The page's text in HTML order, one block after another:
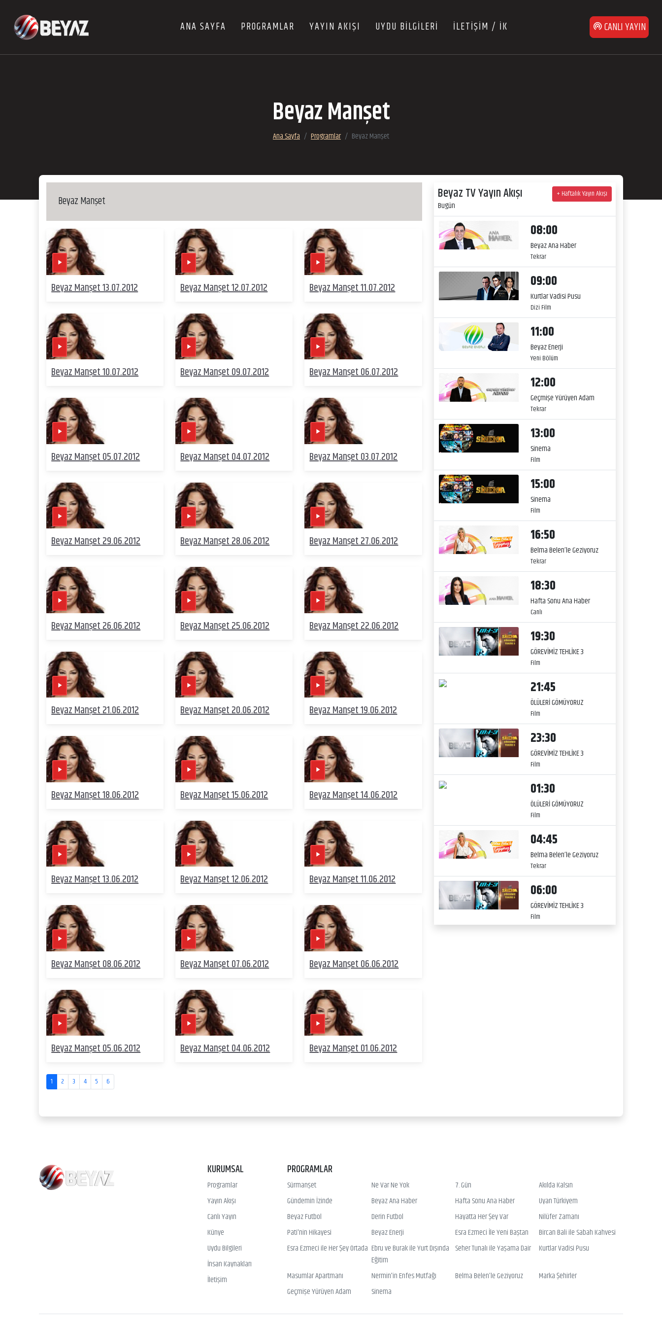
ANA SAYFA PROGRAMLAR YAYIN AKIŞI UYDU BİLGİLERİ İLETİŞİM / İK CANLI YAYIN
Beyaz Manşet
Ana Sayfa Programlar Beyaz Manşet
Beyaz Manşet
Beyaz Manşet 13.07.2012 Beyaz Manşet 12.07.2012 Beyaz Manşet 11.07.2012
Beyaz Manşet 10.07.2012 Beyaz Manşet 09.07.2012 Beyaz Manşet 06.07.2012
Beyaz Manşet 05.07.2012 Beyaz Manşet 04.07.2012 Beyaz Manşet 03.07.2012
Beyaz Manşet 29.06.2012 Beyaz Manşet 28.06.2012 Beyaz Manşet 27.06.2012
Beyaz Manşet 26.06.2012 Beyaz Manşet 25.06.2012 Beyaz Manşet 22.06.2012
Beyaz Manşet 21.06.2012 Beyaz Manşet 20.06.2012 Beyaz Manşet 19.06.2012
Beyaz Manşet 18.06.2012 Beyaz Manşet 15.06.2012 Beyaz Manşet 14.06.2012
Beyaz Manşet 13.06.2012 Beyaz Manşet 12.06.2012 Beyaz Manşet 11.06.2012
Beyaz Manşet 08.06.2012 Beyaz Manşet 07.06.2012 Beyaz Manşet 06.06.2012
Beyaz Manşet 05.06.2012 Beyaz Manşet 04.06.2012 Beyaz Manşet 01.06.2012
1 2 3 4 5 6
Beyaz TV Yayın Akışı
Bugün
+ Haftalık Yayın Akışı
08:00
Beyaz Ana Haber
Tekrar
09:00
Kurtlar Vadisi Pusu
Dizi Film
11:00
Beyaz Enerji
Yeni Bölüm
12:00
Geçmişe Yürüyen Adam
Tekrar
13:00
Sinema
Film
15:00
Sinema
Film
16:50
Belma Belen’le Geziyoruz
Tekrar
18:30
Hafta Sonu Ana Haber
Canlı
19:30
GÖREVİMİZ TEHLİKE 3
Film
21:45
ÖLÜLERİ GÖMÜYORUZ
Film
23:30
GÖREVİMİZ TEHLİKE 3
Film
01:30
ÖLÜLERİ GÖMÜYORUZ
Film
04:45
Belma Belen’le Geziyoruz
Tekrar
06:00
GÖREVİMİZ TEHLİKE 3
Film
KURUMSAL
Programlar
Yayın Akışı
Canlı Yayın
Künye
Uydu Bilgileri
İnsan Kaynakları
İletişim
PROGRAMLAR
Sürmanşet Ne Var Ne Yok 7. Gün
Akılda Kalsın
Gündemin İzinde
Beyaz Ana Haber Hafta Sonu Ana Haber
Uyan Türkiyem
Beyaz Futbol
Derin Futbol Hayatta Her Şey Var
Nilüfer Zamanı
Pati'nin Hikayesi
Beyaz Enerji Esra Ezmeci İle Yeni Baştan
Bircan Bali ile Sabah Kahvesi
Esra Ezmeci ile Her Şey Ortada Ebru ve Burak ile Yurt Dışında
Eğitim
Seher Tunalı ile Yaşama Dair Kurtlar Vadisi Pusu
Masumlar Apartmanı Nermin'in Enfes Mutfağı Belma Belen’le Geziyoruz
Marka Şehirler
Geçmişe Yürüyen Adam
Sinema